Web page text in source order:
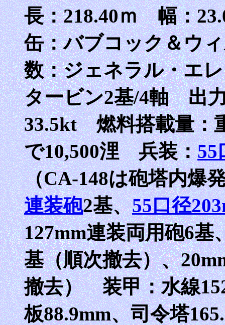
長：218.40ｍ 幅：
缶：バブコック＆ウ
数：ジェネラル・エ
タービン2基/4軸 出
33.5kt 燃料搭載量：
で10,500浬 兵装：55
（CA-148は砲塔内爆
連装砲2基、55口径
127mm連装両用砲6基
基（順次撤去）、
撤去） 装甲：水線
板88.9mm、司令塔